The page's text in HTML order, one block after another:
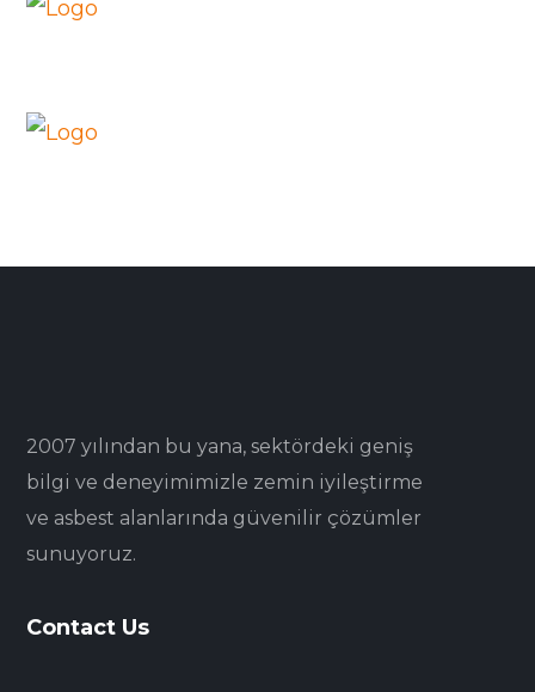
2007 yılından bu yana, sektördeki geniş
bilgi ve deneyimimizle zemin iyileştirme
ve asbest alanlarında güvenilir çözümler
sunuyoruz.
Contact Us